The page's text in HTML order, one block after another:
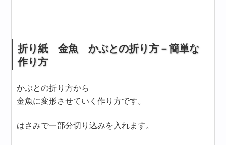
折り紙 金魚 かぶとの折り方－簡単な
作り方
かぶとの折り方から
金魚に変形させていく作り方です。
はさみで一部分切り込みを入れます。